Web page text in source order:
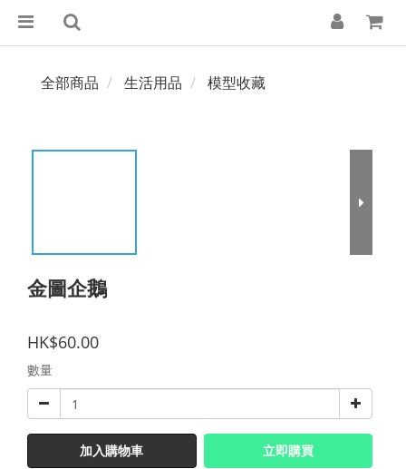
全部商品 生活用品 模型收藏
金圖企鵝
HK$60.00
數量
加入購物車 立即購買